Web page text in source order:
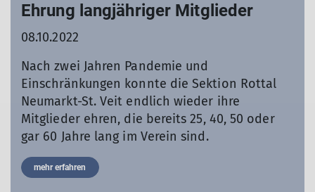
Ehrung langjähriger Mitglieder
08.10.2022
Nach zwei Jahren Pandemie und
Einschränkungen konnte die Sektion Rottal
Neumarkt-St. Veit endlich wieder ihre
Mitglieder ehren, die bereits 25, 40, 50 oder
gar 60 Jahre lang im Verein sind.
mehr erfahren